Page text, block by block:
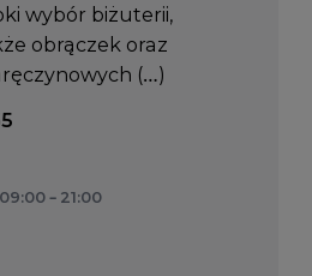
wybór biżuterii,
obrączek oraz
(…)
– 21:00